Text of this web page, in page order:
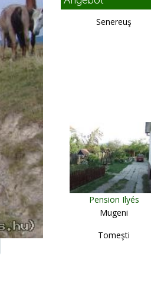
Senereuş
Pension Ilyés
Mugeni
Tomeşti